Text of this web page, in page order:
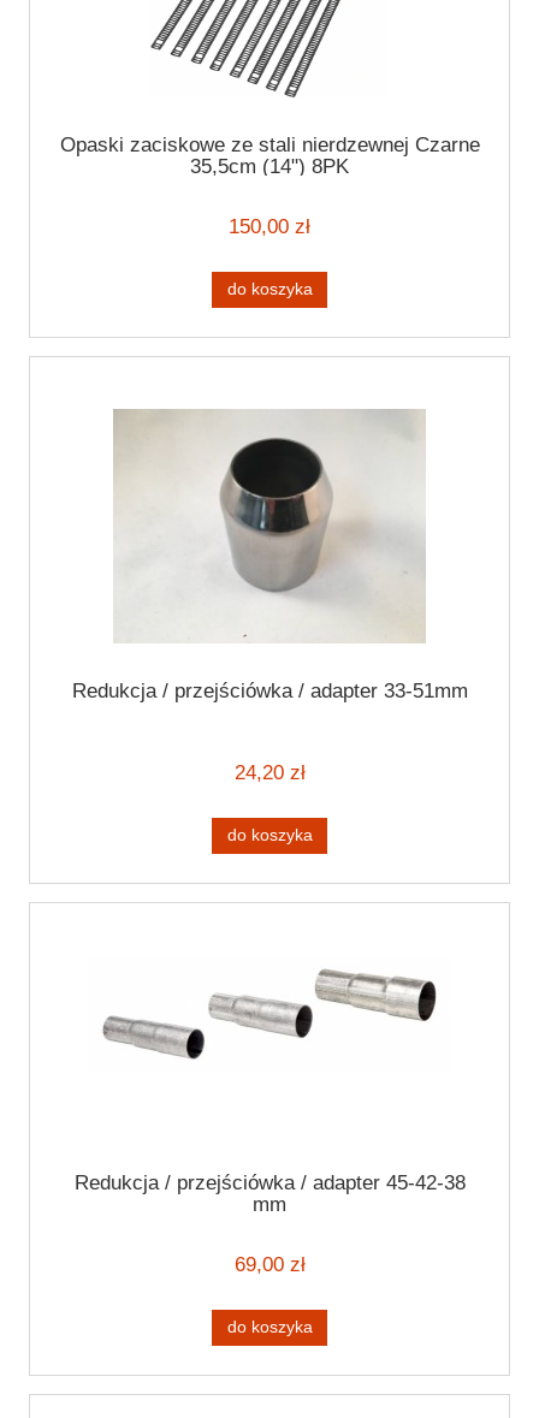
Opaski zaciskowe ze stali nierdzewnej Czarne
35,5cm (14") 8PK
150,00 zł
do koszyka
Redukcja / przejściówka / adapter 33-51mm
24,20 zł
do koszyka
Redukcja / przejściówka / adapter 45-42-38
mm
69,00 zł
do koszyka